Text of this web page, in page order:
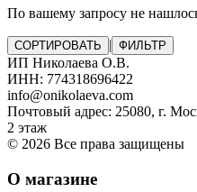
По вашему запросу не
СОРТИРОВАТЬ | ФИЛЬТР
ИП Николаева О.В.
ИНН: 774318696422
info@onikolaeva.com
Почтовый адрес: 25080, г.
2 этаж
© 2026 Все права защищены
О магазине